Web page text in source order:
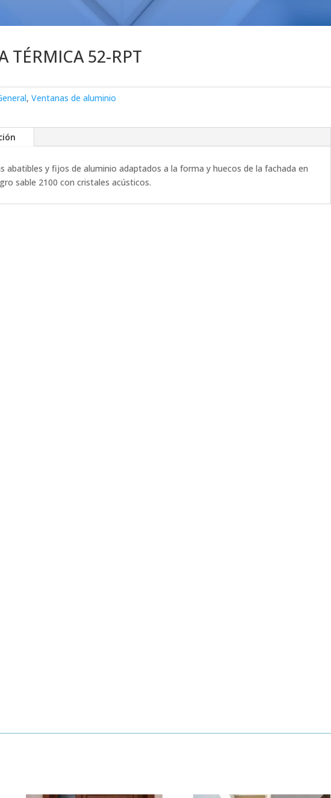
TÉRMICA 52-RPT
, Ventanas de aluminio
abatibles y fijos de aluminio adaptados a la forma y huecos de la fachada en
sable 2100 con cristales acústicos.